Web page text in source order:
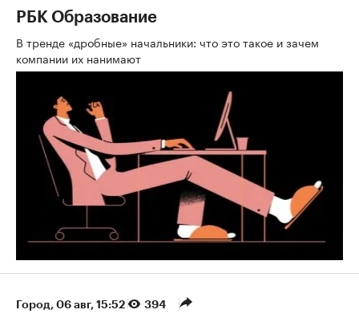
РБК Образование
В тренде «дробные» начальники: что это такое и зачем
компании их нанимают
Город⁠, 06 авг, 15:52 394